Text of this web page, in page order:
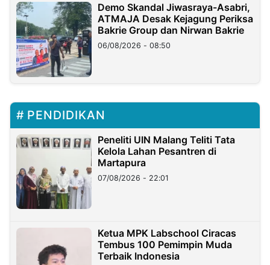
Demo Skandal Jiwasraya-Asabri,
ATMAJA Desak Kejagung Periksa
Bakrie Group dan Nirwan Bakrie
06/08/2026 - 08:50
PENDIDIKAN
Peneliti UIN Malang Teliti Tata
Kelola Lahan Pesantren di
Martapura
07/08/2026 - 22:01
Ketua MPK Labschool Ciracas
Tembus 100 Pemimpin Muda
Terbaik Indonesia